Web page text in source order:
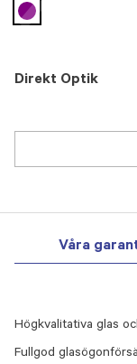
Direkt Optik
selected
Våra
Högkvalitativa glas
Fullgod